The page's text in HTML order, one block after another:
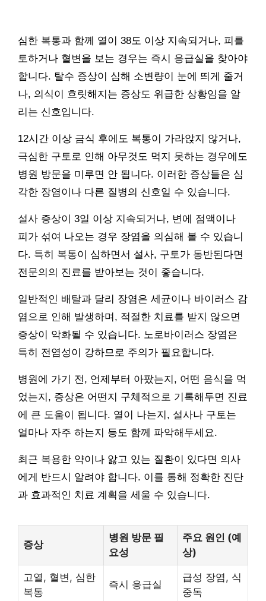
심한 복통과 함께 열이 38도 이상 지속되거나, 피를
토하거나 혈변을 보는 경우는 즉시 응급실을 찾아야
합니다. 탈수 증상이 심해 소변량이 눈에 띄게 줄거
나, 의식이 흐릿해지는 증상도 위급한 상황임을 알
리는 신호입니다.
12시간 이상 금식 후에도 복통이 가라앉지 않거나,
극심한 구토로 인해 아무것도 먹지 못하는 경우에도
병원 방문을 미루면 안 됩니다. 이러한 증상들은 심
각한 장염이나 다른 질병의 신호일 수 있습니다.
설사 증상이 3일 이상 지속되거나, 변에 점액이나
피가 섞여 나오는 경우 장염을 의심해 볼 수 있습니
다. 특히 복통이 심하면서 설사, 구토가 동반된다면
전문의의 진료를 받아보는 것이 좋습니다.
일반적인 배탈과 달리 장염은 세균이나 바이러스 감
염으로 인해 발생하며, 적절한 치료를 받지 않으면
증상이 악화될 수 있습니다. 노로바이러스 장염은
특히 전염성이 강하므로 주의가 필요합니다.
병원에 가기 전, 언제부터 아팠는지, 어떤 음식을 먹
었는지, 증상은 어떤지 구체적으로 기록해두면 진료
에 큰 도움이 됩니다. 열이 나는지, 설사나 구토는
얼마나 자주 하는지 등도 함께 파악해두세요.
최근 복용한 약이나 앓고 있는 질환이 있다면 의사
에게 반드시 알려야 합니다. 이를 통해 정확한 진단
과 효과적인 치료 계획을 세울 수 있습니다.
증상
병원 방문 필
요성
주요 원인 (예
상)
고열, 혈변, 심한
복통
즉시 응급실
급성 장염, 식
중독